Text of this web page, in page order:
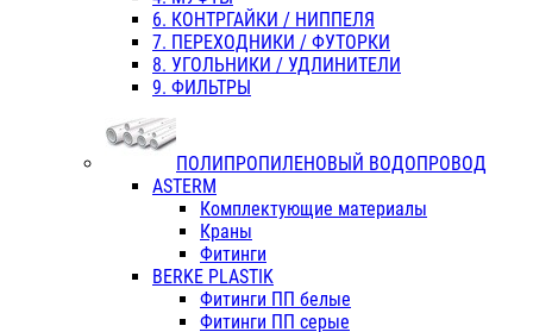
6. КОНТРГАЙКИ / НИППЕЛЯ
7. ПЕРЕХОДНИКИ / ФУТОРКИ
8. УГОЛЬНИКИ / УДЛИНИТЕЛИ
9. ФИЛЬТРЫ
ПОЛИПРОПИЛЕНОВЫЙ ВОДОПРОВОД
ASTERM
Комплектующие материалы
Краны
Фитинги
BERKE PLASTIK
Фитинги ПП белые
Фитинги ПП серые